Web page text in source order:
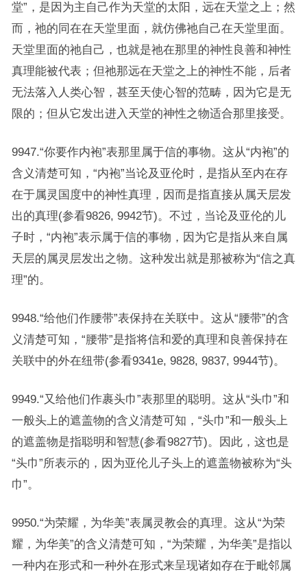
堂”，是因为主自己作为天堂的太阳，远在天堂之上；然
而，祂的同在在天堂里面，就仿佛祂自己在天堂里面。
天堂里面的祂自己，也就是祂在那里的神性良善和神性
真理能被代表；但祂那远在天堂之上的神性不能，后者
无法落入人类心智，甚至天使心智的范畴，因为它是无
限的；但从它发出进入天堂的神性之物适合那里接受。
9947.“你要作内袍”表那里属于信的事物。这从“内袍”的
含义清楚可知，“内袍”当论及亚伦时，是指从至内在存
在于属灵国度中的神性真理，因而是指直接从属天层发
出的真理(参看9826, 9942节)。不过，当论及亚伦的儿
子时，“内袍”表示属于信的事物，因为它是指从来自属
天层的属灵层发出之物。这种发出就是那被称为“信之真
理”的。
9948.“给他们作腰带”表保持在关联中。这从“腰带”的含
义清楚可知，“腰带”是指将信和爱的真理和良善保持在
关联中的外在纽带(参看9341e, 9828, 9837, 9944节)。
9949.“又给他们作裹头巾”表那里的聪明。这从“头巾”和
一般头上的遮盖物的含义清楚可知，“头巾”和一般头上
的遮盖物是指聪明和智慧(参看9827节)。因此，这也是
“头巾”所表示的，因为亚伦儿子头上的遮盖物被称为“头
巾”。
9950.“为荣耀，为华美”表属灵教会的真理。这从“为荣
耀，为华美”的含义清楚可知，“为荣耀，为华美”是指以
一种内在形式和一种外在形式来呈现诸如存在于毗邻属